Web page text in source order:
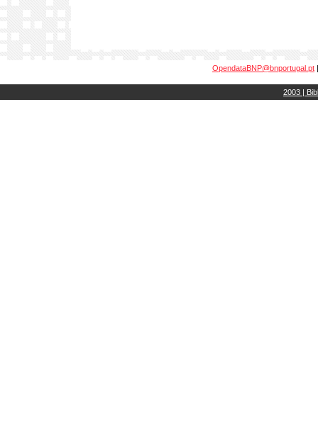
OpendataBNP@bnportugal.pt
2003 |